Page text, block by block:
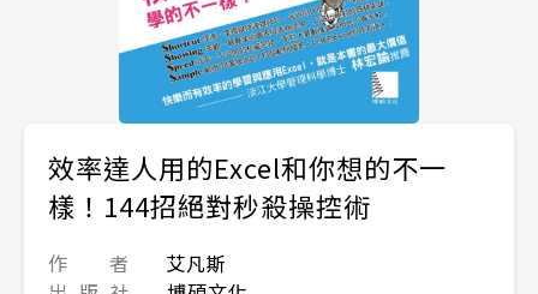
效率達人用的Excel和你想的不一
樣！144招絕對秒殺操控術
作 者
艾凡斯